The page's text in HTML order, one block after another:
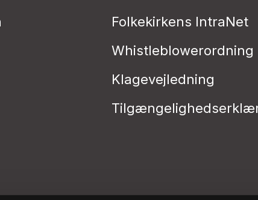
Folkekirkens IntraNet
Whistleblowerordning
Klagevejledning